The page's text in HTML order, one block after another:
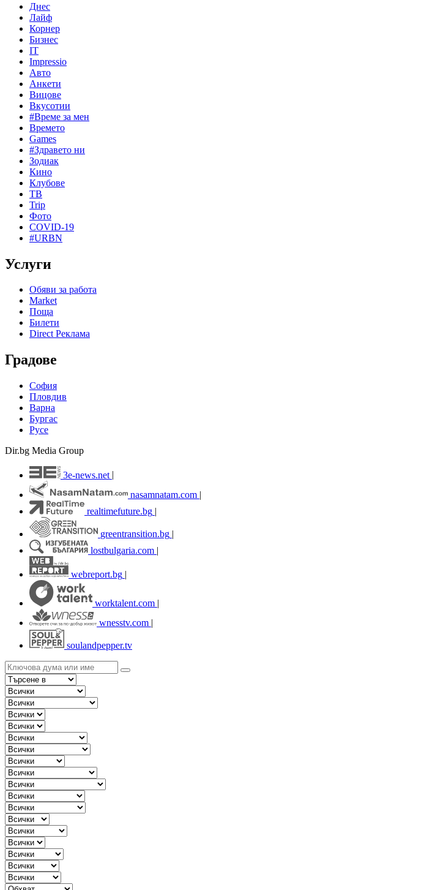
Днес
Лайф
Корнер
Бизнес
IT
Impressio
Авто
Анкети
Вицове
Вкусотии
#Време за мен
Времето
Games
#Здравето ни
Зодиак
Кино
Клубове
ТВ
Trip
Фото
COVID-19
#URBN
Услуги
Обяви за работа
Market
Поща
Билети
Direct Реклама
Градове
София
Пловдив
Варна
Бургас
Русе
Dir.bg Media Group
3e-news.net
nasamnatam.com |
realtimefuture.bg |
greentransition.bg |
lostbulgaria.com |
webreport.bg |
worktalent.com |
wnesstv.com |
soulandpepper.tv